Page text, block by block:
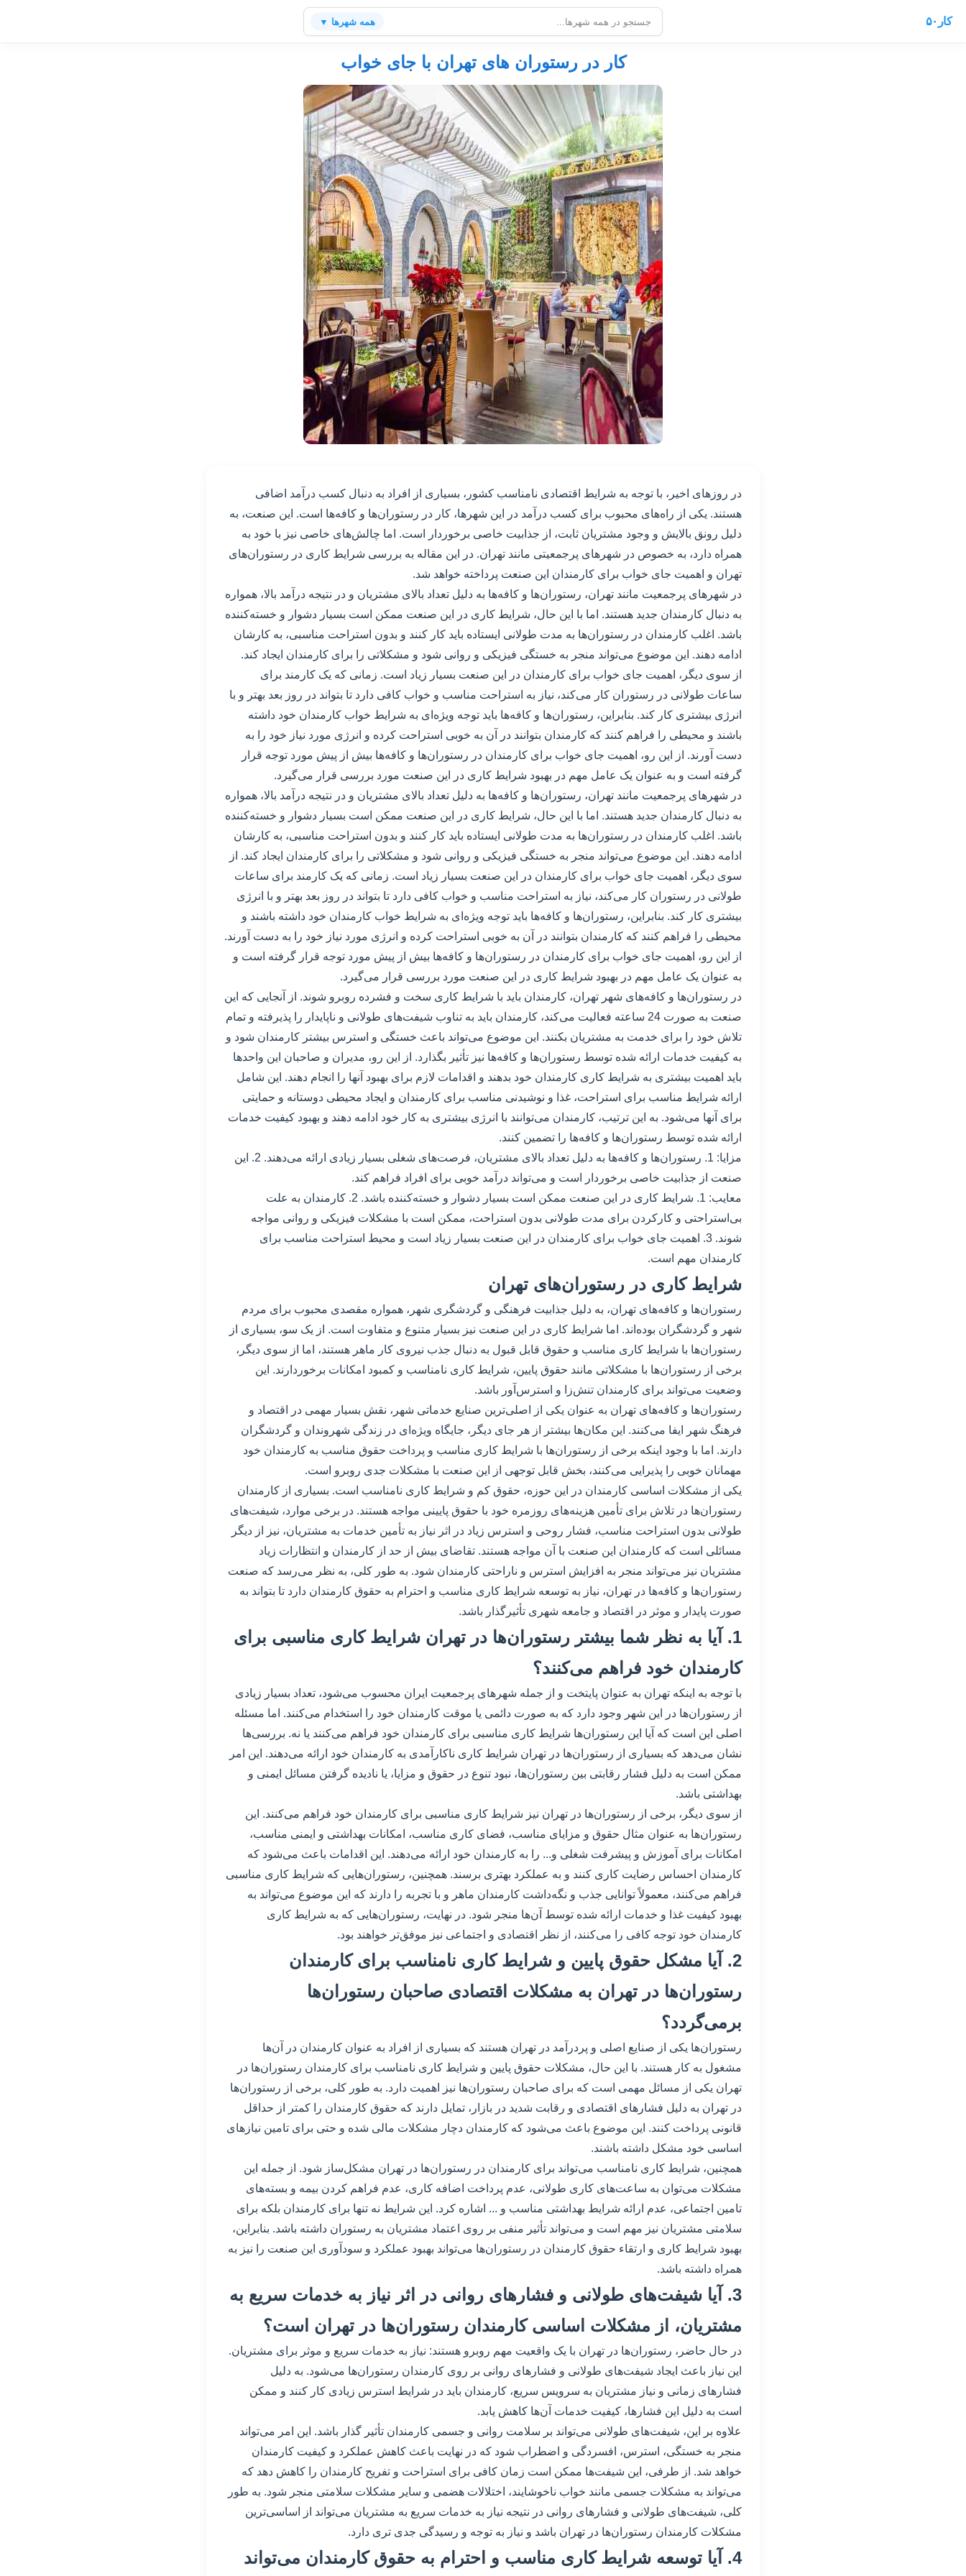
کار۵۰ همه شهرها ▼
کار در رستوران های تهران با جای خواب
در روزهای اخیر، با توجه به شرایط اقتصادی نامناسب کشور، بسیاری از افراد به دنبال کسب درآمد اضافی
هستند. یکی از راه‌های محبوب برای کسب درآمد در این شهرها، کار در رستوران‌ها و کافه‌ها است. این صنعت، به
دلیل رونق بالایش و وجود مشتریان ثابت، از جذابیت خاصی برخوردار است. اما چالش‌های خاصی نیز با خود به
همراه دارد، به خصوص در شهرهای پرجمعیتی مانند تهران. در این مقاله به بررسی شرایط کاری در رستوران‌های
تهران و اهمیت جای خواب برای کارمندان این صنعت پرداخته خواهد شد.
در شهرهای پرجمعیت مانند تهران، رستوران‌ها و کافه‌ها به دلیل تعداد بالای مشتریان و در نتیجه درآمد بالا، همواره
به دنبال کارمندان جدید هستند. اما با این حال، شرایط کاری در این صنعت ممکن است بسیار دشوار و خسته‌کننده
باشد. اغلب کارمندان در رستوران‌ها به مدت طولانی ایستاده باید کار کنند و بدون استراحت مناسبی، به کارشان
ادامه دهند. این موضوع می‌تواند منجر به خستگی فیزیکی و روانی شود و مشکلاتی را برای کارمندان ایجاد کند.
از سوی دیگر، اهمیت جای خواب برای کارمندان در این صنعت بسیار زیاد است. زمانی که یک کارمند برای
ساعات طولانی در رستوران کار می‌کند، نیاز به استراحت مناسب و خواب کافی دارد تا بتواند در روز بعد بهتر و با
انرژی بیشتری کار کند. بنابراین، رستوران‌ها و کافه‌ها باید توجه ویژه‌ای به شرایط خواب کارمندان خود داشته
باشند و محیطی را فراهم کنند که کارمندان بتوانند در آن به خوبی استراحت کرده و انرژی مورد نیاز خود را به
دست آورند. از این رو، اهمیت جای خواب برای کارمندان در رستوران‌ها و کافه‌ها بیش از پیش مورد توجه قرار
گرفته است و به عنوان یک عامل مهم در بهبود شرایط کاری در این صنعت مورد بررسی قرار می‌گیرد.
در شهرهای پرجمعیت مانند تهران، رستوران‌ها و کافه‌ها به دلیل تعداد بالای مشتریان و در نتیجه درآمد بالا، همواره
به دنبال کارمندان جدید هستند. اما با این حال، شرایط کاری در این صنعت ممکن است بسیار دشوار و خسته‌کننده
باشد. اغلب کارمندان در رستوران‌ها به مدت طولانی ایستاده باید کار کنند و بدون استراحت مناسبی، به کارشان
ادامه دهند. این موضوع می‌تواند منجر به خستگی فیزیکی و روانی شود و مشکلاتی را برای کارمندان ایجاد کند. از
سوی دیگر، اهمیت جای خواب برای کارمندان در این صنعت بسیار زیاد است. زمانی که یک کارمند برای ساعات
طولانی در رستوران کار می‌کند، نیاز به استراحت مناسب و خواب کافی دارد تا بتواند در روز بعد بهتر و با انرژی
بیشتری کار کند. بنابراین، رستوران‌ها و کافه‌ها باید توجه ویژه‌ای به شرایط خواب کارمندان خود داشته باشند و
محیطی را فراهم کنند که کارمندان بتوانند در آن به خوبی استراحت کرده و انرژی مورد نیاز خود را به دست آورند.
از این رو، اهمیت جای خواب برای کارمندان در رستوران‌ها و کافه‌ها بیش از پیش مورد توجه قرار گرفته است و
به عنوان یک عامل مهم در بهبود شرایط کاری در این صنعت مورد بررسی قرار می‌گیرد.
در رستوران‌ها و کافه‌های شهر تهران، کارمندان باید با شرایط کاری سخت و فشرده روبرو شوند. از آنجایی که این
صنعت به صورت 24 ساعته فعالیت می‌کند، کارمندان باید به تناوب شیفت‌های طولانی و ناپایدار را پذیرفته و تمام
تلاش خود را برای خدمت به مشتریان بکنند. این موضوع می‌تواند باعث خستگی و استرس بیشتر کارمندان شود و
به کیفیت خدمات ارائه شده توسط رستوران‌ها و کافه‌ها نیز تأثیر بگذارد. از این رو، مدیران و صاحبان این واحدها
باید اهمیت بیشتری به شرایط کاری کارمندان خود بدهند و اقدامات لازم برای بهبود آنها را انجام دهند. این شامل
ارائه شرایط مناسب برای استراحت، غذا و نوشیدنی مناسب برای کارمندان و ایجاد محیطی دوستانه و حمایتی
برای آنها می‌شود. به این ترتیب، کارمندان می‌توانند با انرژی بیشتری به کار خود ادامه دهند و بهبود کیفیت خدمات
ارائه شده توسط رستوران‌ها و کافه‌ها را تضمین کنند.
مزایا: 1. رستوران‌ها و کافه‌ها به دلیل تعداد بالای مشتریان، فرصت‌های شغلی بسیار زیادی ارائه می‌دهند. 2. این
صنعت از جذابیت خاصی برخوردار است و می‌تواند درآمد خوبی برای افراد فراهم کند.
معایب: 1. شرایط کاری در این صنعت ممکن است بسیار دشوار و خسته‌کننده باشد. 2. کارمندان به علت
بی‌استراحتی و کارکردن برای مدت طولانی بدون استراحت، ممکن است با مشکلات فیزیکی و روانی مواجه
شوند. 3. اهمیت جای خواب برای کارمندان در این صنعت بسیار زیاد است و محیط استراحت مناسب برای
کارمندان مهم است.
شرایط کاری در رستوران‌های تهران
رستوران‌ها و کافه‌های تهران، به دلیل جذابیت فرهنگی و گردشگری شهر، همواره مقصدی محبوب برای مردم
شهر و گردشگران بوده‌اند. اما شرایط کاری در این صنعت نیز بسیار متنوع و متفاوت است. از یک سو، بسیاری از
رستوران‌ها با شرایط کاری مناسب و حقوق قابل قبول به دنبال جذب نیروی کار ماهر هستند، اما از سوی دیگر،
برخی از رستوران‌ها با مشکلاتی مانند حقوق پایین، شرایط کاری نامناسب و کمبود امکانات برخوردارند. این
وضعیت می‌تواند برای کارمندان تنش‌زا و استرس‌آور باشد.
رستوران‌ها و کافه‌های تهران به عنوان یکی از اصلی‌ترین صنایع خدماتی شهر، نقش بسیار مهمی در اقتصاد و
فرهنگ شهر ایفا می‌کنند. این مکان‌ها بیشتر از هر جای دیگر، جایگاه ویژه‌ای در زندگی شهروندان و گردشگران
دارند. اما با وجود اینکه برخی از رستوران‌ها با شرایط کاری مناسب و پرداخت حقوق مناسب به کارمندان خود
مهمانان خوبی را پذیرایی می‌کنند، بخش قابل توجهی از این صنعت با مشکلات جدی روبرو است.
یکی از مشکلات اساسی کارمندان در این حوزه، حقوق کم و شرایط کاری نامناسب است. بسیاری از کارمندان
رستوران‌ها در تلاش برای تأمین هزینه‌های روزمره خود با حقوق پایینی مواجه هستند. در برخی موارد، شیفت‌های
طولانی بدون استراحت مناسب، فشار روحی و استرس زیاد در اثر نیاز به تأمین خدمات به مشتریان، نیز از دیگر
مسائلی است که کارمندان این صنعت با آن مواجه هستند. تقاضای بیش از حد از کارمندان و انتظارات زیاد
مشتریان نیز می‌تواند منجر به افزایش استرس و ناراحتی کارمندان شود. به طور کلی، به نظر می‌رسد که صنعت
رستوران‌ها و کافه‌ها در تهران، نیاز به توسعه شرایط کاری مناسب و احترام به حقوق کارمندان دارد تا بتواند به
صورت پایدار و موثر در اقتصاد و جامعه شهری تأثیرگذار باشد.
1. آیا به نظر شما بیشتر رستوران‌ها در تهران شرایط کاری مناسبی برای
کارمندان خود فراهم می‌کنند؟
با توجه به اینکه تهران به عنوان پایتخت و از جمله شهرهای پرجمعیت ایران محسوب می‌شود، تعداد بسیار زیادی
از رستوران‌ها در این شهر وجود دارد که به صورت دائمی یا موقت کارمندان خود را استخدام می‌کنند. اما مسئله
اصلی این است که آیا این رستوران‌ها شرایط کاری مناسبی برای کارمندان خود فراهم می‌کنند یا نه. بررسی‌ها
نشان می‌دهد که بسیاری از رستوران‌ها در تهران شرایط کاری ناکارآمدی به کارمندان خود ارائه می‌دهند. این امر
ممکن است به دلیل فشار رقابتی بین رستوران‌ها، نبود تنوع در حقوق و مزایا، یا نادیده گرفتن مسائل ایمنی و
بهداشتی باشد.
از سوی دیگر، برخی از رستوران‌ها در تهران نیز شرایط کاری مناسبی برای کارمندان خود فراهم می‌کنند. این
رستوران‌ها به عنوان مثال حقوق و مزایای مناسب، فضای کاری مناسب، امکانات بهداشتی و ایمنی مناسب،
امکانات برای آموزش و پیشرفت شغلی و... را به کارمندان خود ارائه می‌دهند. این اقدامات باعث می‌شود که
کارمندان احساس رضایت کاری کنند و به عملکرد بهتری برسند. همچنین، رستوران‌هایی که شرایط کاری مناسبی
فراهم می‌کنند، معمولاً توانایی جذب و نگه‌داشت کارمندان ماهر و با تجربه را دارند که این موضوع می‌تواند به
بهبود کیفیت غذا و خدمات ارائه شده توسط آن‌ها منجر شود. در نهایت، رستوران‌هایی که به شرایط کاری
کارمندان خود توجه کافی را می‌کنند، از نظر اقتصادی و اجتماعی نیز موفق‌تر خواهند بود.
2. آیا مشکل حقوق پایین و شرایط کاری نامناسب برای کارمندان
رستوران‌ها در تهران به مشکلات اقتصادی صاحبان رستوران‌ها
برمی‌گردد؟
رستوران‌ها یکی از صنایع اصلی و پردرآمد در تهران هستند که بسیاری از افراد به عنوان کارمندان در آن‌ها
مشغول به کار هستند. با این حال، مشکلات حقوق پایین و شرایط کاری نامناسب برای کارمندان رستوران‌ها در
تهران یکی از مسائل مهمی است که برای صاحبان رستوران‌ها نیز اهمیت دارد. به طور کلی، برخی از رستوران‌ها
در تهران به دلیل فشارهای اقتصادی و رقابت شدید در بازار، تمایل دارند که حقوق کارمندان را کمتر از حداقل
قانونی پرداخت کنند. این موضوع باعث می‌شود که کارمندان دچار مشکلات مالی شده و حتی برای تامین نیازهای
اساسی خود مشکل داشته باشند.
همچنین، شرایط کاری نامناسب می‌تواند برای کارمندان در رستوران‌ها در تهران مشکل‌ساز شود. از جمله این
مشکلات می‌توان به ساعت‌های کاری طولانی، عدم پرداخت اضافه کاری، عدم فراهم کردن بیمه و بسته‌های
تامین اجتماعی، عدم ارائه شرایط بهداشتی مناسب و ... اشاره کرد. این شرایط نه تنها برای کارمندان بلکه برای
سلامتی مشتریان نیز مهم است و می‌تواند تأثیر منفی بر روی اعتماد مشتریان به رستوران داشته باشد. بنابراین،
بهبود شرایط کاری و ارتقاء حقوق کارمندان در رستوران‌ها می‌تواند بهبود عملکرد و سودآوری این صنعت را نیز به
همراه داشته باشد.
3. آیا شیفت‌های طولانی و فشارهای روانی در اثر نیاز به خدمات سریع به
مشتریان، از مشکلات اساسی کارمندان رستوران‌ها در تهران است؟
در حال حاضر، رستوران‌ها در تهران با یک واقعیت مهم روبرو هستند: نیاز به خدمات سریع و موثر برای مشتریان.
این نیاز باعث ایجاد شیفت‌های طولانی و فشارهای روانی بر روی کارمندان رستوران‌ها می‌شود. به دلیل
فشارهای زمانی و نیاز مشتریان به سرویس سریع، کارمندان باید در شرایط استرس زیادی کار کنند و ممکن
است به دلیل این فشارها، کیفیت خدمات آن‌ها کاهش یابد.
علاوه بر این، شیفت‌های طولانی می‌تواند بر سلامت روانی و جسمی کارمندان تأثیر گذار باشد. این امر می‌تواند
منجر به خستگی، استرس، افسردگی و اضطراب شود که در نهایت باعث کاهش عملکرد و کیفیت کارمندان
خواهد شد. از طرفی، این شیفت‌ها ممکن است زمان کافی برای استراحت و تفریح کارمندان را کاهش دهد که
می‌تواند به مشکلات جسمی مانند خواب ناخوشایند، اختلالات هضمی و سایر مشکلات سلامتی منجر شود. به طور
کلی، شیفت‌های طولانی و فشارهای روانی در نتیجه نیاز به خدمات سریع به مشتریان می‌تواند از اساسی‌ترین
مشکلات کارمندان رستوران‌ها در تهران باشد و نیاز به توجه و رسیدگی جدی تری دارد.
4. آیا توسعه شرایط کاری مناسب و احترام به حقوق کارمندان می‌تواند